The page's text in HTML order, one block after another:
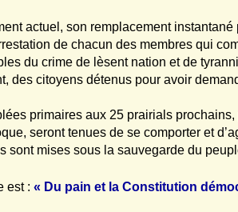
actuel, son remplacement
de chacun des membres qui
du crime de lèsent nation et de
des citoyens détenus pour avoir
primaires aux 25 prairials
seront tenues de se comporter et
sont mises sous la sauvegarde du
est :« Du pain et la Constitution